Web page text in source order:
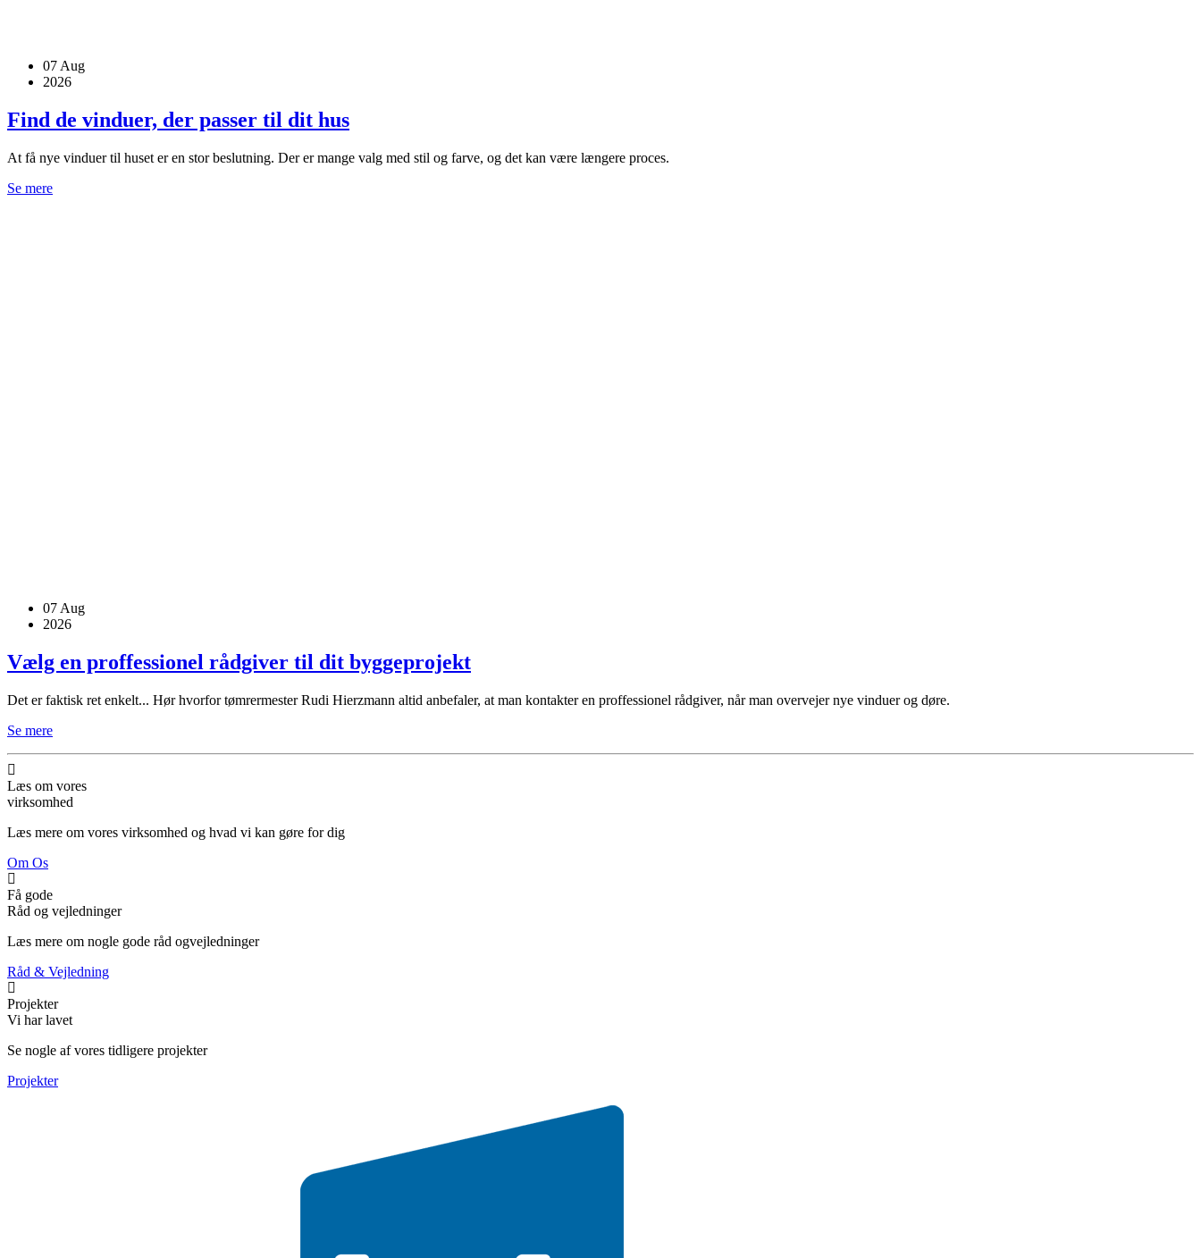
07 Aug
2026
Find de vinduer, der passer til dit hus
At få nye vinduer til huset er en stor beslutning. Der er mange valg med stil og farve, og det kan være længere proces.
Se mere
07 Aug
2026
Vælg en proffessionel rådgiver til dit byggeprojekt
Det er faktisk ret enkelt... Hør hvorfor tømrermester Rudi Hierzmann altid anbefaler, at man kontakter en proffessionel rådgiver, når man overvejer nye vinduer og døre.
Se mere
Læs om vores
virksomhed
Læs mere om vores virksomhed og hvad vi kan gøre for dig
Om Os
Få gode
Råd og vejledninger
Læs mere om nogle gode råd ogvejledninger
Råd & Vejledning
Projekter
Vi har lavet
Se nogle af vores tidligere projekter
Projekter